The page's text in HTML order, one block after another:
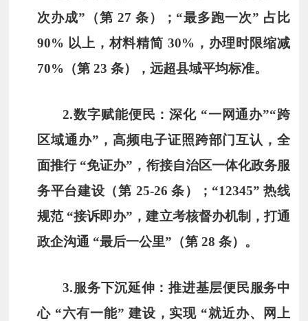
次办成”（第 27 条）；“最多跑一次” 占比
90% 以上，材料精简 30%，办理时限缩减
70%（第 23 条），远超县域平均标准。
2.数字赋能便民 ：深化 “一网通办”“跨
区域通办”，高频电子证照跨部门互认，全
面推行 “免证办”，衔接自治区一体化政务服
务平台建设（第 25-26 条）；“12345” 热线
规范 “接诉即办”，建立考核督办机制，打通
政企沟通 “最后一公里”（第 28 条）。
3.服务下沉延伸 ：推进基层便民服务中
心 “六有一能” 建设，实现 “就近办、网上